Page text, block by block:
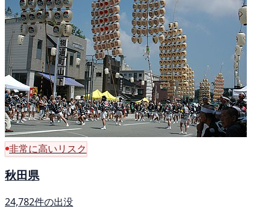
非常に高いリスク
秋田県
24,782件の出没